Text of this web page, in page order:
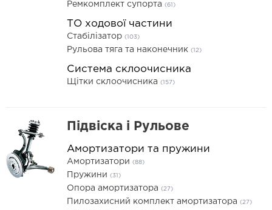
Ремкомплект супорта (61)
ТО ходової частини
Стабілізатор (103)
Рульова тяга та наконечник (12)
Система склоочисника
Щітки склоочисника (157)
Підвіска і Рульове
Амортизатори та пружини
Амортизатори (88)
Пружини (31)
Опора амортизатора (27)
Пилозахисний комплект амортизатора (27)